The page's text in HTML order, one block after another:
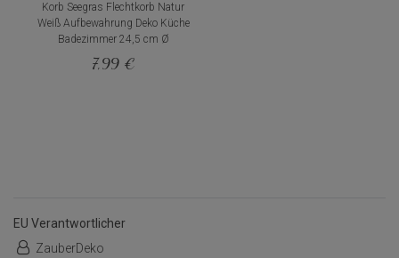
Korb Seegras Flechtkorb Natur
Weiß Aufbewahrung Deko Küche
Badezimmer 24,5 cm Ø
7,99 €
EU Verantwortlicher
ZauberDeko